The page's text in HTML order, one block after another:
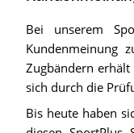
Bei unserem
Kundenmeinung
Zugbändern erhält
sich durch die
Bis heute haben